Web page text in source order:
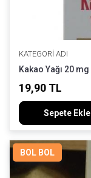
KATEGORI ADI
Kakao Yağı 20 mg
19,90 TL
Sepete Ekle
BOL BOL